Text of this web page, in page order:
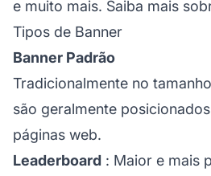
e muito mais. Saiba mais
Tipos de Banner
Banner Padrão
Tradicionalmente no
são geralmente
páginas web.
Leaderboard : Maior e mais